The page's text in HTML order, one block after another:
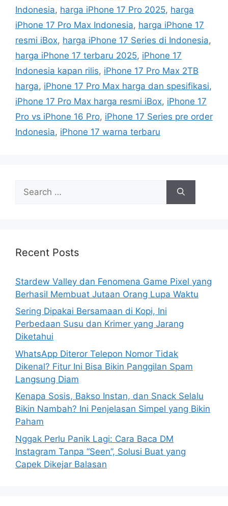
e
g
o
r
s
s
Indonesia, harga iPhone 17 Pro 2025, harga
iPhone 17 Pro Max Indonesia, harga iPhone 17
resmi iBox, harga iPhone 17 Series di Indonesia,
harga iPhone 17 terbaru 2025, iPhone 17
Indonesia kapan rilis, iPhone 17 Pro Max 2TB
harga, iPhone 17 Pro Max harga dan spesifikasi,
iPhone 17 Pro Max harga resmi iBox, iPhone 17
Pro vs iPhone 16 Pro, iPhone 17 Series pre order
Indonesia, iPhone 17 warna terbaru
h
r
:
Recent Posts
Stardew Valley dan Fenomena Game Pixel yang
Berhasil Membuat Jutaan Orang Lupa Waktu
Sering Dipakai Bersamaan di Kopi, Ini
Perbedaan Susu dan Krimer yang Jarang
Diketahui
WhatsApp Diteror Telepon Nomor Tidak
Dikenal? Fitur Ini Bisa Bikin Panggilan Spam
Langsung Diam
Kenapa Sosis, Bakso Instan, dan Snack Selalu
Bikin Nambah? Ini Penjelasan Simpel yang Bikin
Paham
Nggak Perlu Panik Lagi: Cara Baca DM
Instagram Tanpa “Seen”, Solusi Buat yang
Capek Dikejar Balasan